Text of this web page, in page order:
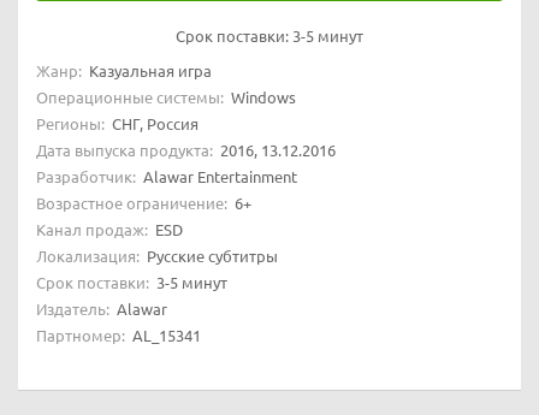
Срок поставки: 3-5 минут
Жанр: Казуальная игра
Операционные системы: Windows
Регионы: СНГ, Россия
Дата выпуска продукта: 2016, 13.12.2016
Разработчик: Alawar Entertainment
Возрастное ограничение: 6+
Канал продаж: ESD
Локализация: Русские субтитры
Срок поставки: 3-5 минут
Издатель: Alawar
Партномер: AL_15341